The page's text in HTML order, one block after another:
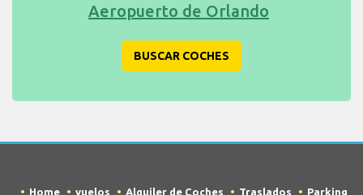
Aeropuerto de Orlando
BUSCAR COCHES
Home vuelos Alquiler de Coches Traslados Parking